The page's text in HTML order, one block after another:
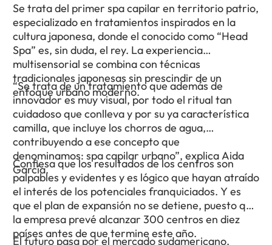
Se trata del primer spa capilar en territorio patrio,
especializado en tratamientos inspirados en la
cultura japonesa, donde el conocido como “Head
Spa” es, sin duda, el rey. La experiencia
multisensorial se combina con técnicas
tradicionales japonesas sin prescindir de un
enfoque urbano moderno.
“Se trata de un tratamiento que además de
innovador es muy visual, por todo el ritual tan
cuidadoso que conlleva y por su ya característica
camilla, que incluye los chorros de agua,
contribuyendo a ese concepto que
denominamos: spa capilar urbano”, explica Aida
García.
Confiesa que los resultados de los centros son
palpables y evidentes y es lógico que hayan atraído
el interés de los potenciales franquiciados. Y es
que el plan de expansión no se detiene, puesto que
la empresa prevé alcanzar 300 centros en diez
países antes de que termine este año.
El futuro pasa por el mercado sudamericano,